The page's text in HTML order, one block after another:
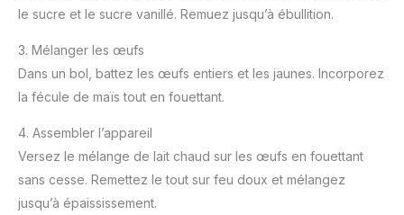
le sucre et le sucre vanillé. Remuez jusqu’à ébullition.
3. Mélanger les œufs
Dans un bol, battez les œufs entiers et les jaunes. Incorporez
la fécule de maïs tout en fouettant.
4. Assembler l’appareil
Versez le mélange de lait chaud sur les œufs en fouettant
sans cesse. Remettez le tout sur feu doux et mélangez
jusqu’à épaississement.